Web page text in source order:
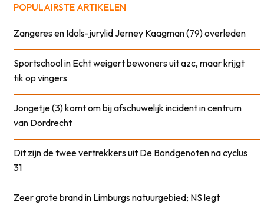
POPULAIRSTE ARTIKELEN
Zangeres en Idols-jurylid Jerney Kaagman (79) overleden
Sportschool in Echt weigert bewoners uit azc, maar krijgt
tik op vingers
Jongetje (3) komt om bij afschuwelijk incident in centrum
van Dordrecht
Dit zijn de twee vertrekkers uit De Bondgenoten na cyclus
31
Zeer grote brand in Limburgs natuurgebied; NS legt